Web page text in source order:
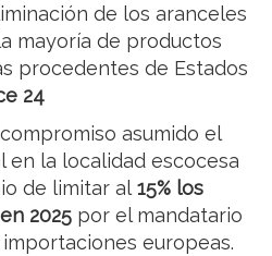
de los aranceles
mayoría de productos
procedentes de Estados
24
asumido el
en la localidad escocesa
de limitar al15% los
2025 por el mandatario
europeas.